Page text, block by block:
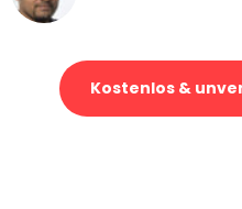
Kostenlos &